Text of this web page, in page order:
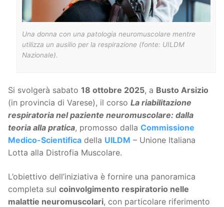
Una donna con una patologia neuromuscolare mentre
utilizza un ausilio per la respirazione (fonte: UILDM
Nazionale).
Si svolgerà sabato 18 ottobre 2025, a Busto Arsizio
(in provincia di Varese), il corso La riabilitazione
respiratoria nel paziente neuromuscolare: dalla
teoria alla pratica, promosso dalla Commissione
Medico-Scientifica della UILDM – Unione Italiana
Lotta alla Distrofia Muscolare.
L’obiettivo dell’iniziativa è fornire una panoramica
completa sul coinvolgimento respiratorio nelle
malattie neuromuscolari, con particolare riferimento